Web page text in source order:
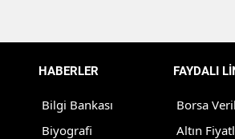
İstanbul
HABERLER
Bilgi Bankası
Biyografi
FAYDALI
Borsa
Altın